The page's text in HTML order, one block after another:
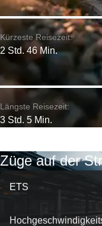
Kürzeste Reisezeit:
2 Std. 46 Min.
Längste Reisezeit:
3 Std. 5 Min.
Züge auf der
ETS